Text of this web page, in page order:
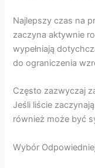
Najlepszy czas na
zaczyna aktywnie
wypełniają
do ograniczenia
Często zazwyczaj
Jeśli liście
również może być
Wybór